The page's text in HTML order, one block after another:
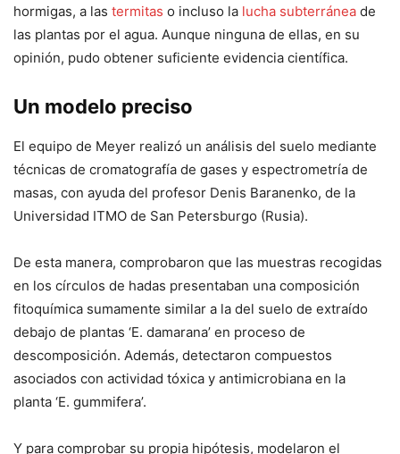
hormigas, a las termitas o incluso la lucha subterránea de
las plantas por el agua. Aunque ninguna de ellas, en su
opinión, pudo obtener suficiente evidencia científica.
Un modelo preciso
El equipo de Meyer realizó un análisis del suelo mediante
técnicas de cromatografía de gases y espectrometría de
masas, con ayuda del profesor Denis Baranenko, de la
Universidad ITMO de San Petersburgo (Rusia).
De esta manera, comprobaron que las muestras recogidas
en los círculos de hadas presentaban una composición
fitoquímica sumamente similar a la del suelo de extraído
debajo de plantas ‘E. damarana’ en proceso de
descomposición. Además, detectaron compuestos
asociados con actividad tóxica y antimicrobiana en la
planta ‘E. gummifera’.
Y para comprobar su propia hipótesis, modelaron el